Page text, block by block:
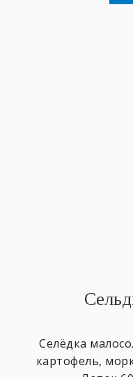
Селёдка
картофель,